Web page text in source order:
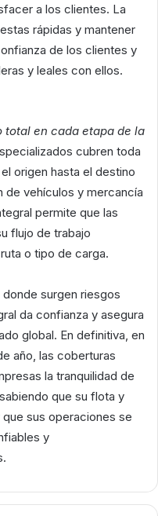
a los clientes. La
rápidas y mantener
de los clientes y
y leales con ellos.
total en cada etapa de la
cubren toda
origen hasta el destino
de vehículos y mercancía
permite que las
flujo de trabajo
o tipo de carga.
surgen riesgos
da confianza y asegura
global. En definitiva, en
año, las coberturas
la tranquilidad de
que su flota y
sus operaciones se
y